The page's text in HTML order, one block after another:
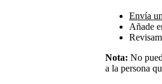
Envía
Añade
Nota: No
a la persona